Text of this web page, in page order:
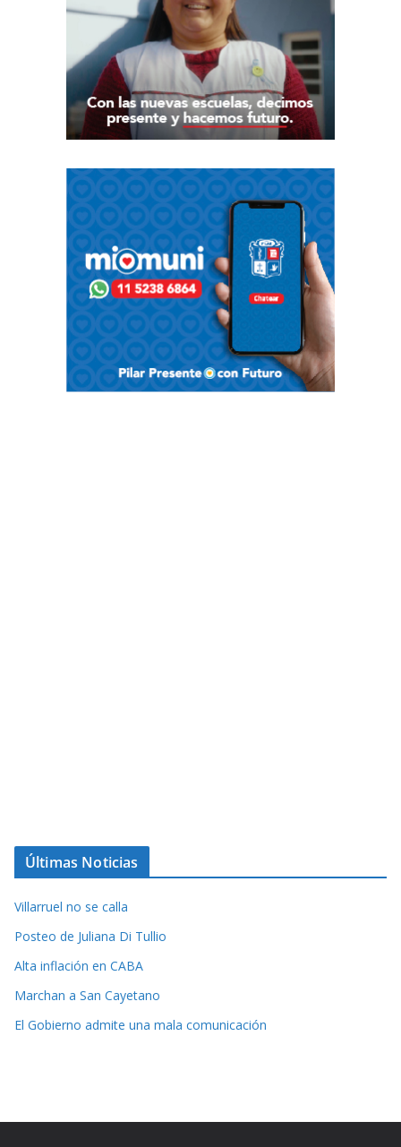
Últimas Noticias
Villarruel no se calla
Posteo de Juliana Di Tullio
Alta inflación en CABA
Marchan a San Cayetano
El Gobierno admite una mala comunicación